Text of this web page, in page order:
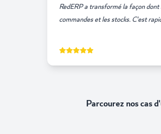
RedERP a transformé la façon
commandes et les stocks. C'est
Parcourez nos cas